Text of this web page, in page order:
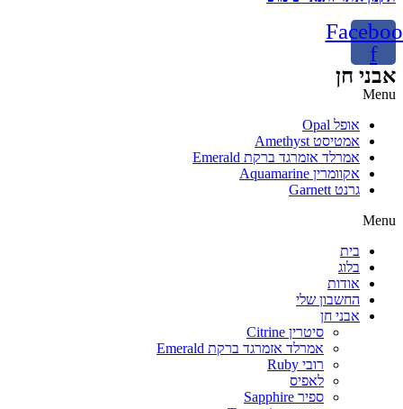
f
אבני חן
Menu
אופל Opal
אמטיסט Amethyst
אמרלד אזמרגד ברקת Emerald
אקוומרין Aquamarine
גרנט Garnett
Menu
בית
בלוג
אודות
החשבון שלי
אבני חן
סיטרין Citrine
אמרלד אזמרגד ברקת Emerald
רובי Ruby
לאפיס
ספיר Sapphire